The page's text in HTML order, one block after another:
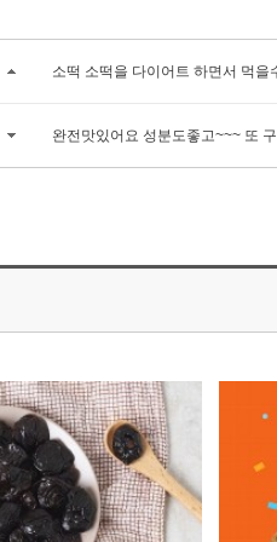
소떡 소떡을 다이어트 하면서 먹을
완전맛있어요 성분도좋고~~~ 또